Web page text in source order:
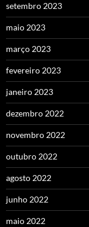
setembro 2023
maio 2023
março 2023
fevereiro 2023
janeiro 2023
dezembro 2022
novembro 2022
outubro 2022
agosto 2022
junho 2022
maio 2022